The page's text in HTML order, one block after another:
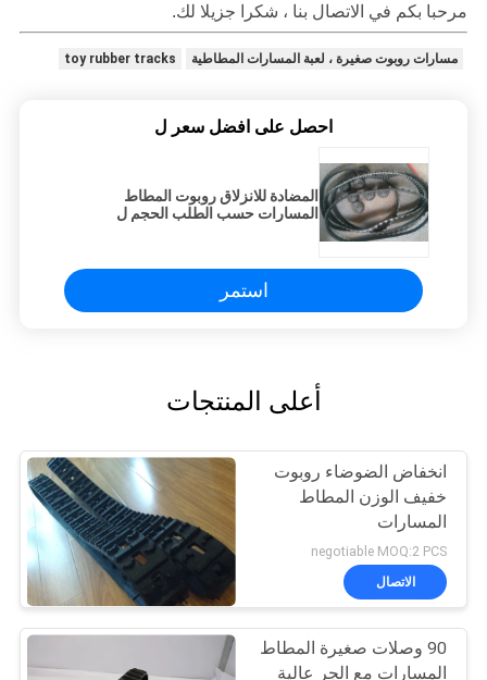
مرحبا بكم في الاتصال بنا ، شكرا جزيلا لك.
مسارات روبوت صغيرة ، لعبة المسارات المطاطية toy rubber tracks
احصل على افضل سعر ل
المضادة للانزلاق روبوت المطاط
المسارات حسب الطلب الحجم ل
استمر
أعلى المنتجات
انخفاض الضوضاء روبوت
خفيف الوزن المطاط
المسارات
negotiable MOQ:2 PCS
الاتصال
90 وصلات صغيرة المطاط
المسارات مع الجر عالية